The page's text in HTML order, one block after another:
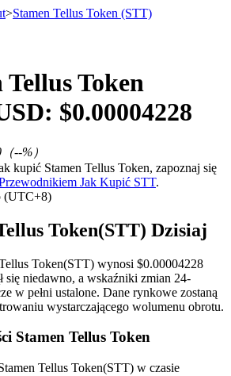
na USDT
USDT jako zabezpieczenie
>Stamen Tellus Token (STT)
Tellus Token
$0.00004228
（--%）
kupić Stamen Tellus Token, zapoznaj się
Jak Kupić STT.
(UTC+8)
Token(STT) Dzisiaj
Token(STT) wynosi $0.00004228
się niedawno, a wskaźniki zmian 24-
w pełni ustalone. Dane rynkowe zostaną
wystarczającego wolumenu obrotu.
Stamen Tellus Token
Tellus Token(STT) w czasie